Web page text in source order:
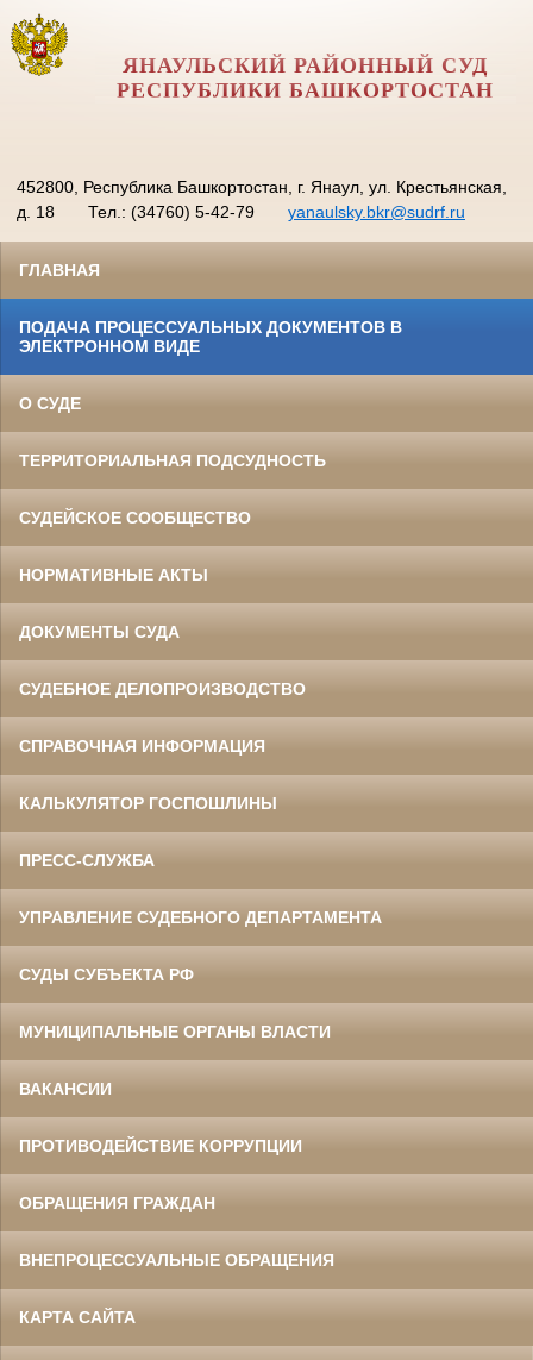
ЯНАУЛЬСКИЙ РАЙОННЫЙ СУД
РЕСПУБЛИКИ БАШКОРТОСТАН
452800, Республика Башкортостан, г. Янаул, ул. Крестьянская,
д. 18
Тел.: (34760) 5-42-79 yanaulsky.bkr@sudrf.ru
ГЛАВНАЯ
ПОДАЧА ПРОЦЕССУАЛЬНЫХ ДОКУМЕНТОВ В
ЭЛЕКТРОННОМ ВИДЕ
О СУДЕ
ТЕРРИТОРИАЛЬНАЯ ПОДСУДНОСТЬ
СУДЕЙСКОЕ СООБЩЕСТВО
НОРМАТИВНЫЕ АКТЫ
ДОКУМЕНТЫ СУДА
СУДЕБНОЕ ДЕЛОПРОИЗВОДСТВО
СПРАВОЧНАЯ ИНФОРМАЦИЯ
КАЛЬКУЛЯТОР ГОСПОШЛИНЫ
ПРЕСС-СЛУЖБА
УПРАВЛЕНИЕ СУДЕБНОГО ДЕПАРТАМЕНТА
СУДЫ СУБЪЕКТА РФ
МУНИЦИПАЛЬНЫЕ ОРГАНЫ ВЛАСТИ
ВАКАНСИИ
ПРОТИВОДЕЙСТВИЕ КОРРУПЦИИ
ОБРАЩЕНИЯ ГРАЖДАН
ВНЕПРОЦЕССУАЛЬНЫЕ ОБРАЩЕНИЯ
КАРТА САЙТА